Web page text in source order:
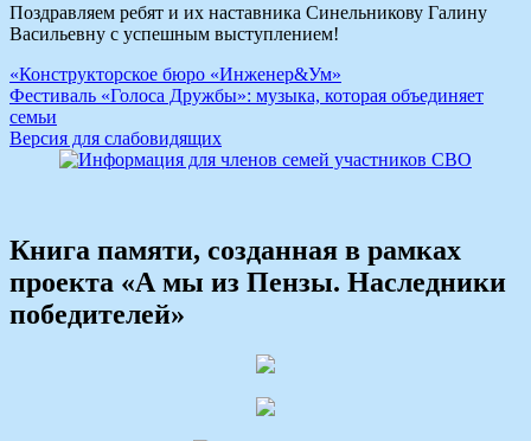
Поздравляем ребят и их наставника Синельникову Галину
Васильевну с успешным выступлением!
Навигация
по
записям
«Конструкторское бюро «Инженер&Ум»
Фестиваль «Голоса Дружбы»: музыка, которая объединяет
семьи
Версия для слабовидящих
Книга памяти, созданная в рамках
проекта «А мы из Пензы. Наследники
победителей»